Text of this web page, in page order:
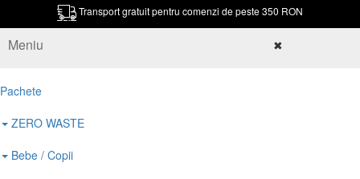
Transport gratuit pentru comenzi de peste 350 RON
Meniu ✖
Pachete
ZERO WASTE
Bebe / Copii